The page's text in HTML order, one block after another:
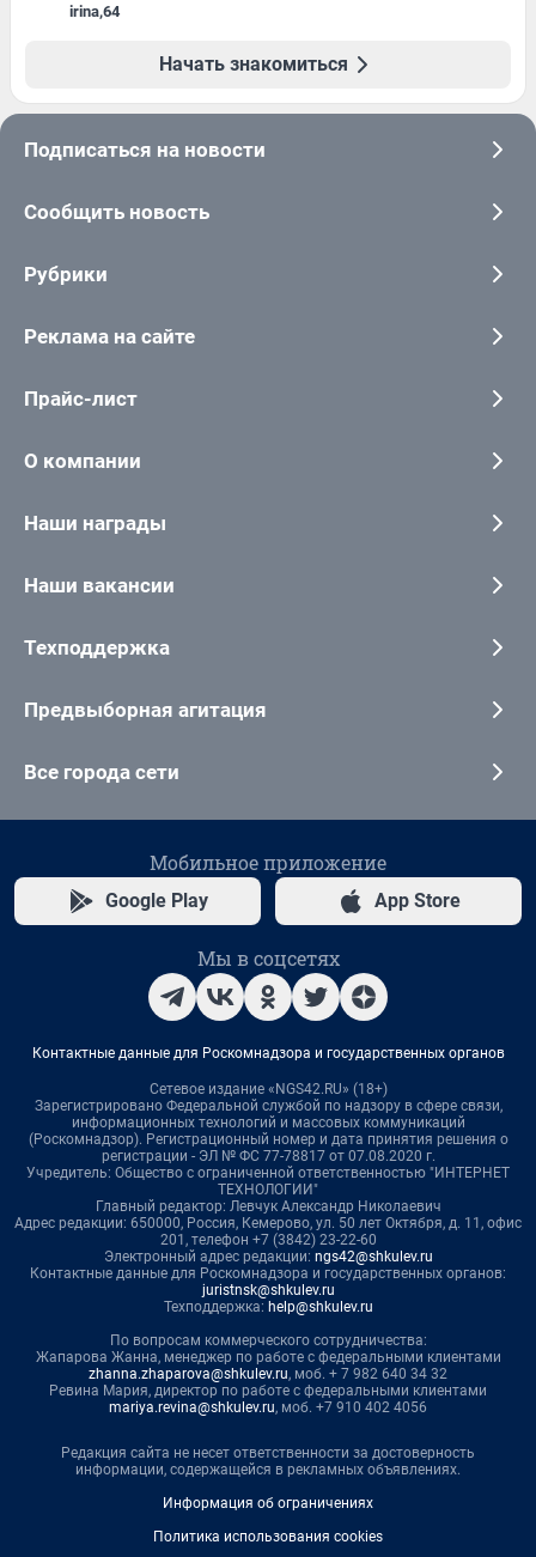
irina,64
Начать знакомиться
Подписаться на новости
Сообщить новость
Рубрики
Реклама на сайте
Прайс-лист
О компании
Наши награды
Наши вакансии
Техподдержка
Предвыборная агитация
Все города сети
Мобильное приложение
Google Play App Store
Мы в соцсетях
Контактные данные для Роскомнадзора и государственных органов
Сетевое издание «NGS42.RU» (18+)
Зарегистрировано Федеральной службой по надзору в сфере связи,
информационных технологий и массовых коммуникаций
(Роскомнадзор). Регистрационный номер и дата принятия решения о
регистрации - ЭЛ № ФС 77-78817 от 07.08.2020 г.
Учредитель: Общество с ограниченной ответственностью "ИНТЕРНЕТ
ТЕХНОЛОГИИ"
Главный редактор: Левчук Александр Николаевич
Адрес редакции: 650000, Россия, Кемерово, ул. 50 лет Октября, д. 11, офис
201, телефон +7 (3842) 23-22-60
Электронный адрес редакции: ngs42@shkulev.ru
Контактные данные для Роскомнадзора и государственных органов:
juristnsk@shkulev.ru
Техподдержка: help@shkulev.ru
По вопросам коммерческого сотрудничества:
Жапарова Жанна, менеджер по работе с федеральными клиентами
zhanna.zhaparova@shkulev.ru, моб. + 7 982 640 34 32
Ревина Мария, директор по работе с федеральными клиентами
mariya.revina@shkulev.ru, моб. +7 910 402 4056
Редакция сайта не несет ответственности за достоверность
информации, содержащейся в рекламных объявлениях.
Информация об ограничениях
Политика использования cookies